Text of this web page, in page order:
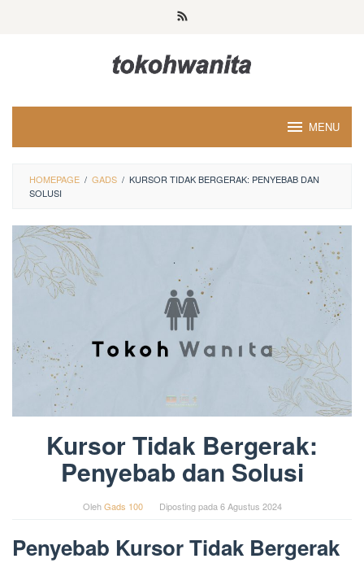
MENU
HOMEPAGE / GADS / KURSOR TIDAK BERGERAK: PENYEBAB DAN
SOLUSI
Kursor Tidak Bergerak:
Penyebab dan Solusi
OlehGads 100 Diposting pada 6 Agustus 2024
Penyebab Kursor Tidak Bergerak